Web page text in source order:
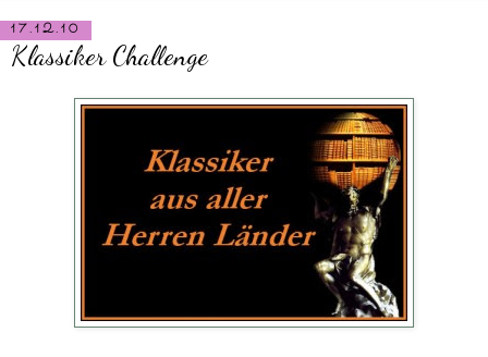
17.12.10
Klassiker Challenge